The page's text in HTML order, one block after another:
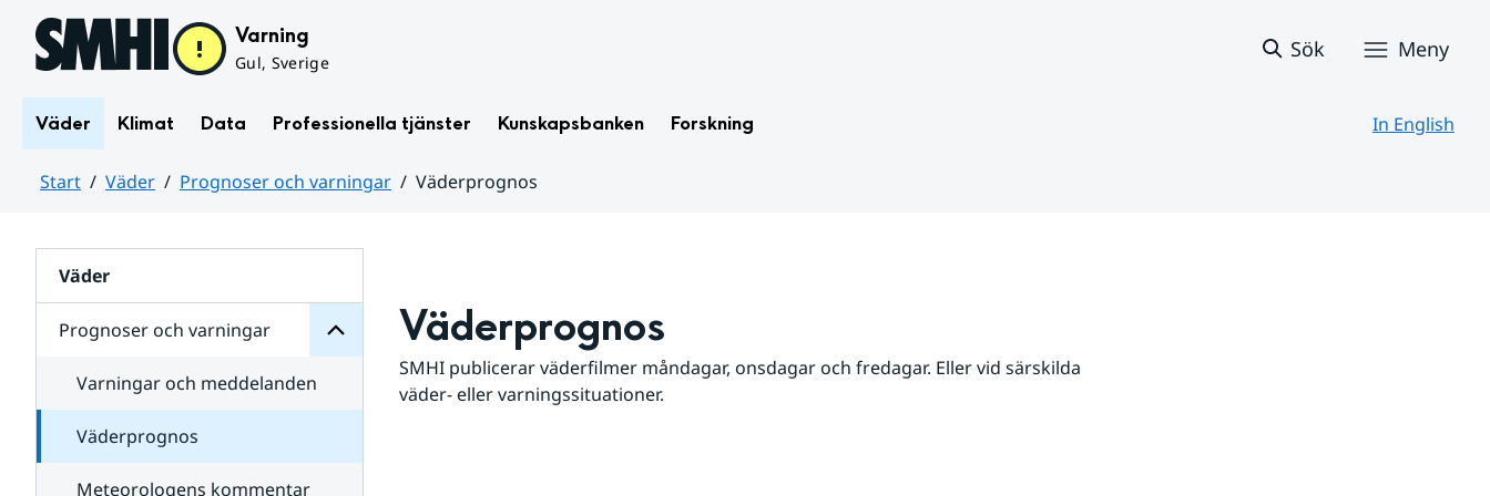
Hoppa till sidans innehåll Varning
Gul, Sverige
Sök Meny
Väder Klimat Data Professionella tjänster Kunskapsbanken Forskning In English
Start Väder Prognoser och varningar
Väderprognos
Väder
Prognoser och varningar
för
varningar
Varningar och meddelanden
Väderprognos
Meteorologens kommentar
Väderprognos
SMHI publicerar väderfilmer måndagar, onsdagar och fredagar. Eller vid särskilda
väder- eller varningssituationer.